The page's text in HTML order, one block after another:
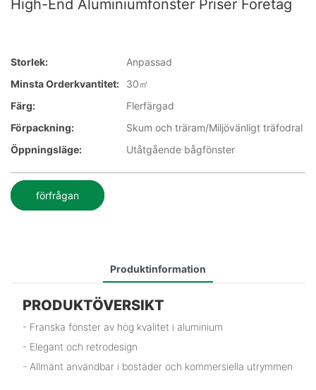
High-End Aluminiumfönster Priser Företag
Storlek:
Anpassad
Minsta Orderkvantitet:
30㎡
Färg:
Flerfärgad
Förpackning:
Skum och träram/Miljövänligt träfodral
Öppningsläge:
Utåtgående bågfönster
förfrågan
Produktinformation
PRODUKTÖVERSIKT
- Franska fönster av hög kvalitet i aluminium
- Elegant och retrodesign
- Allmänt användbar i bostäder och kommersiella utrymmen